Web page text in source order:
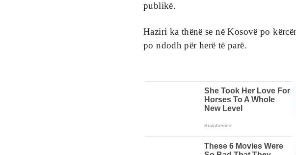
publikë.
Haziri ka thënë se në Kosovë po
po ndodh për herë të parë.